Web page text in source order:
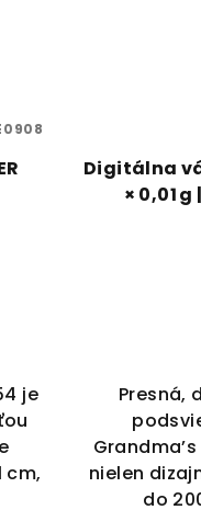
je
cm,
Digitálna
× 0,01
Presná,
nielen
do